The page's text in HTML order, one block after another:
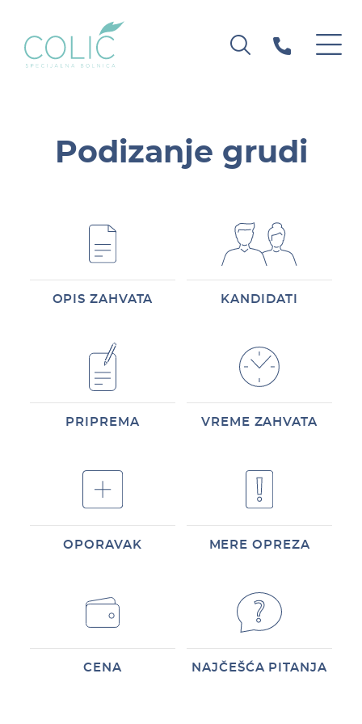
Podizanje grudi
OPIS ZAHVATA KANDIDATI
PRIPREMA VREME ZAHVATA
OPORAVAK MERE OPREZA
CENA NAJČEŠĆA PITANJA